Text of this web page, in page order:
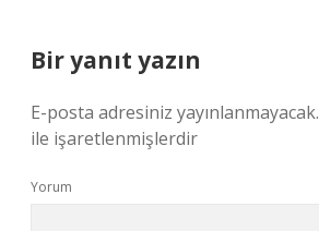
Bir yanıt yazın
E-posta adresiniz yayınlanmayacak.
ile işaretlenmişlerdir
Yorum